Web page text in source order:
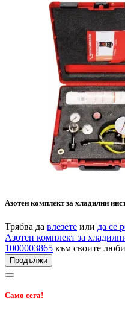
Азотен комплект за хладилни
Трябва да влезете или да се
Азотен комплект за
1000003865 към своите
Продължи
Само сега!